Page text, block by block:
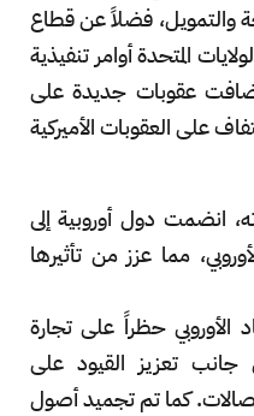
والتمويل، فضلاً عن قطاع
المتحدة أوامر تنفيذية
عقوبات جديدة على
على العقوبات الأميركية
انضمت دول أوروبية إلى
مما عزز من تأثيرها
حظراً على تجارة
جانب تعزيز القيود على
كما تم تجميد أصول